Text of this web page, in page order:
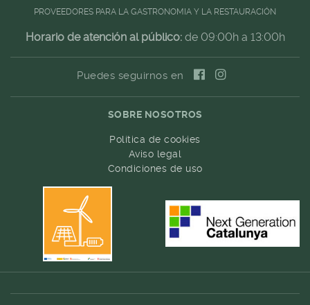
PROVEEDORES PARA LA GASTRONOMIA Y LA RESTAURACIÓN
Horario de atención al público:de 09:00h a 13:00h
Puedes seguirnos en
SOBRE NOSOTROS
Política de cookies
Aviso legal
Condiciones de uso